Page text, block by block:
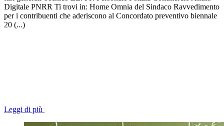
Digitale PNRR Ti trovi in: Home Omnia del Sindaco Ravvedimento
per i contribuenti che aderiscono al Concordato preventivo biennale
20 (...)
Leggi di più